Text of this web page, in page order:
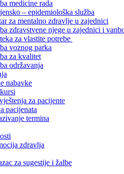
medicine rada
– epidemiološka služba
za mentalno zdravlje u zajednici
zdravstvene njege u zajednici i
za vlastite potrebe
voznog parka
za kvalitet
održavanja
nabavke
za pacijente
pacijenata
termina
zdravlja
za sugestije i žalbe